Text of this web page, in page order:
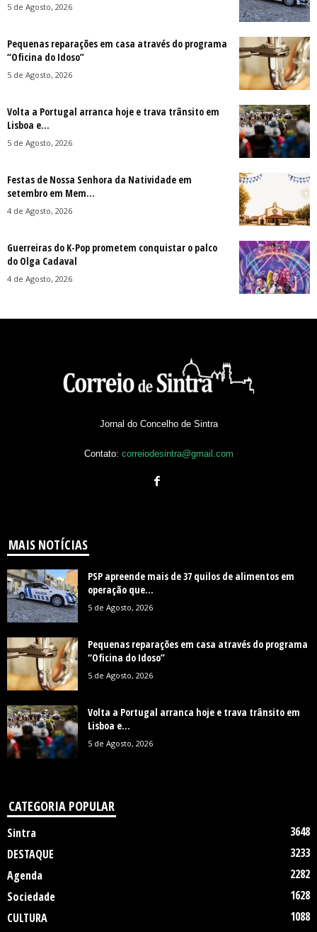
5 de Agosto, 2026
Pequenas reparações em casa através do programa
“Oficina do Idoso”
5 de Agosto, 2026
Volta a Portugal arranca hoje e trava trânsito em
Lisboa e...
5 de Agosto, 2026
Festas de Nossa Senhora da Natividade em
setembro em Mem...
4 de Agosto, 2026
Guerreiras do K-Pop prometem conquistar o palco
do Olga Cadaval
4 de Agosto, 2026
Jornal do Concelho de Sintra
Contato: correiodesintra@gmail.com
MAIS NOTÍCIAS
PSP apreende mais de 37 quilos de alimentos em
operação que...
5 de Agosto, 2026
Pequenas reparações em casa através do programa
“Oficina do Idoso”
5 de Agosto, 2026
Volta a Portugal arranca hoje e trava trânsito em
Lisboa e...
5 de Agosto, 2026
CATEGORIA POPULAR
Sintra
3648
DESTAQUE
3233
Agenda
2282
Sociedade
1628
CULTURA
1088